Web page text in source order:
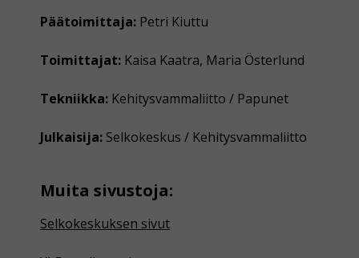
Päätoimittaja: Petri Kiuttu
Toimittajat: Kaisa Kaatra, Maria Österlund
Tekniikka: Kehitysvammaliitto / Papunet
Julkaisija: Selkokeskus / Kehitysvammaliitto
Muita sivustoja:
Selkokeskuksen sivut